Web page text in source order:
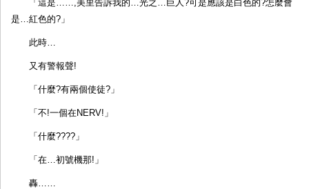
「這是……,美里告訴我的…光之…巨人?可是應該是白色的?怎麼會
是…紅色的?」
此時…
又有警報聲!
「什麼?有兩個使徒?」
「不!一個在NERV!」
「什麼????」
「在…初號機那!」
轟……